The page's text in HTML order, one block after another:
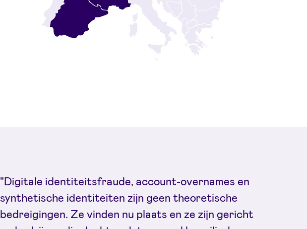
"Digitale identiteitsfraude, account-overnames en
synthetische identiteiten zijn geen theoretische
bedreigingen. Ze vinden nu plaats en ze zijn gericht